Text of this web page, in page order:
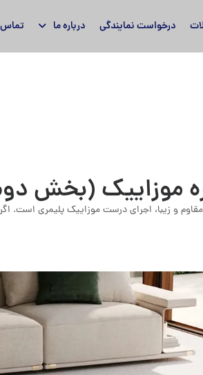
درخواست نمایندگی درباره ما تماس
موزاییک (بخش
و زیبا، اجرای درست موزاییک پلیمری است.